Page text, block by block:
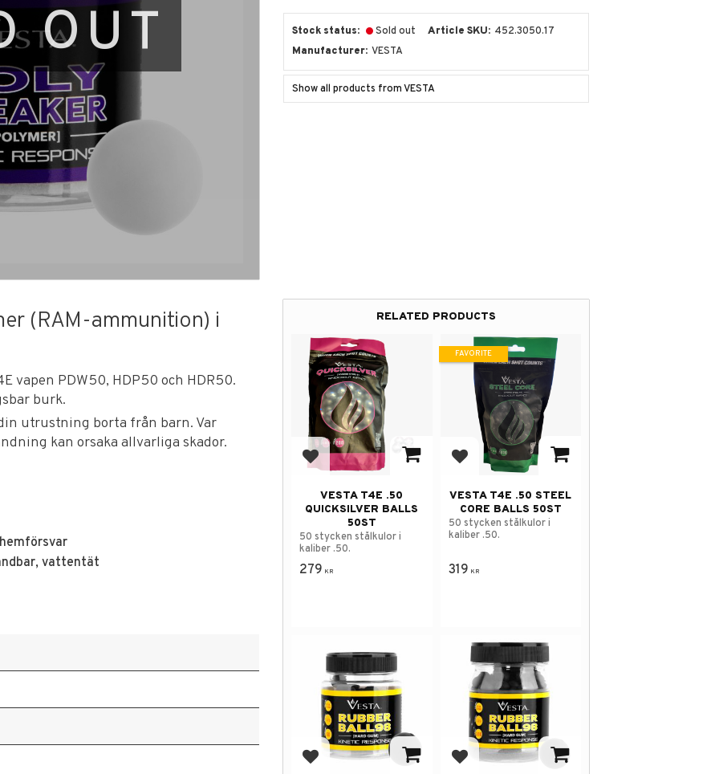
OUT Stock status Sold out Article SKU
452.3050.17
Manufacturer VESTA
Show all products from VESTA
(RAM-ammunition) i
vapen PDW50, HDP50 och HDR50.
burk.
utrustning borta från barn. Var
kan orsaka allvarliga skador.
vattentät
RELATED PRODUCTS
Add to favorites
VESTA T4E .50
QUICKSILVER BALLS
50ST
50 stycken stålkulor i
kaliber .50.
279 KR
Add to favorites
VESTA T4E .50 STEEL
CORE BALLS 50ST
50 stycken stålkulor i
kaliber .50.
319 KR
FAVORITE
Add to favorites Add to favorites